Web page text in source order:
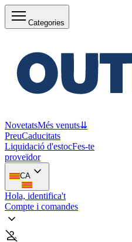
Categories
NovetatsMés venuts⇊
PreuCaducitats
Liquidació d'estocFes-te
proveïdor
CA
Hola, identifica't
Compte i comandes